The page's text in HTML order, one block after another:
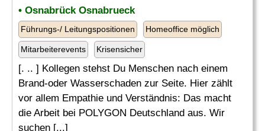
• Osnabrück Osnabrueck
Führungs-/ Leitungspositionen Homeoffice möglich
Mitarbeiterevents Krisensicher
[. .. ] Kollegen stehst Du Menschen nach einem
Brand-oder Wasserschaden zur Seite. Hier zählt
vor allem Empathie und Verständnis: Das macht
die Arbeit bei POLYGON Deutschland aus. Wir
suchen [...]